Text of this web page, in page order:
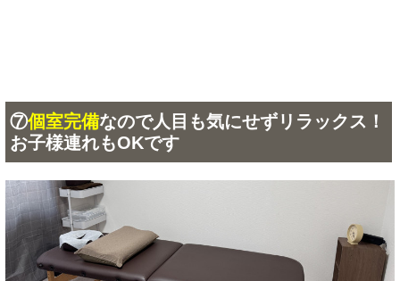
⑦個室完備なので人目も気にせずリラックス！
お子様連れもOKです